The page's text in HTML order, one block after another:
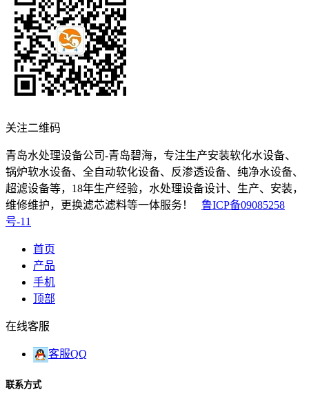
关注二维码
青岛水处理设备公司-青岛碧海，专注生产安装软化水设备、
锅炉软水设备、全自动软化设备、反渗透设备、纯净水设备、
超滤设备等，18年生产经验，水处理设备设计、生产、安装，
维修维护，更换滤芯滤料等一体服务！ 鲁ICP备09085258
号-11
首页
产品
手机
顶部
在线客服
客服QQ
联系方式